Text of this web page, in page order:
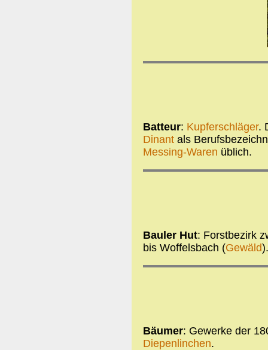
Batteur: Kupferschläger.
Dinantals
Messing-Waren üblich.
Bauler Hut: Forstbezirk
bis Woffelsbach (Gewäld).
Bäumer: Gewerke der
Diepenlinchen.